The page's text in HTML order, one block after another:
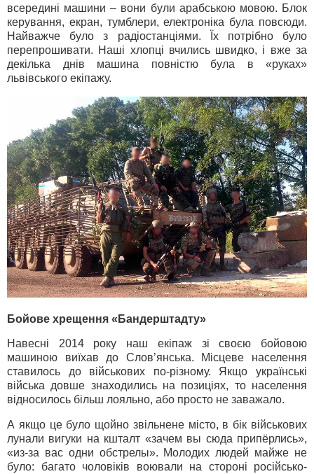
всередині машини – вони були арабською мовою. Блок
керування, екран, тумблери, електроніка була повсюди.
Найважче було з радіостанціями. Їх потрібно було
перепрошивати. Наші хлопці вчились швидко, і вже за
декілька днів машина повністю була в «руках»
львівського екіпажу.
Бойове хрещення «Бандерштадту»
Навесні 2014 року наш екіпаж зі своєю бойовою
машиною виїхав до Слов’янська. Місцеве населення
ставилось до військових по-різному. Якщо українські
війська довше знаходились на позиціях, то населення
відносилось більш лояльно, або просто не заважало.
А якщо це було щойно звільнене місто, в бік військових
лунали вигуки на кшталт «зачем вы сюда припёрлись»,
«из-за вас одни обстрелы». Молодих людей майже не
було: багато чоловіків воювали на стороні російсько-